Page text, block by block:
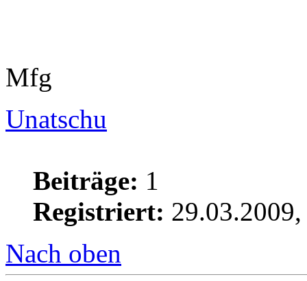
Mfg
Unatschu
Beiträge: 1
Registriert:
Nach oben